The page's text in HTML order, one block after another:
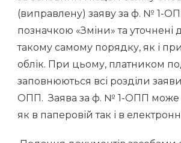
(виправлену) заяву за ф. № 1-
позначкою «Зміни» та уточнені
такому самому порядку, як і при
облік. При цьому, платником
заповнюються всі розділи
ОПП. Заява за ф. № 1-ОПП може
як в паперовій так і в